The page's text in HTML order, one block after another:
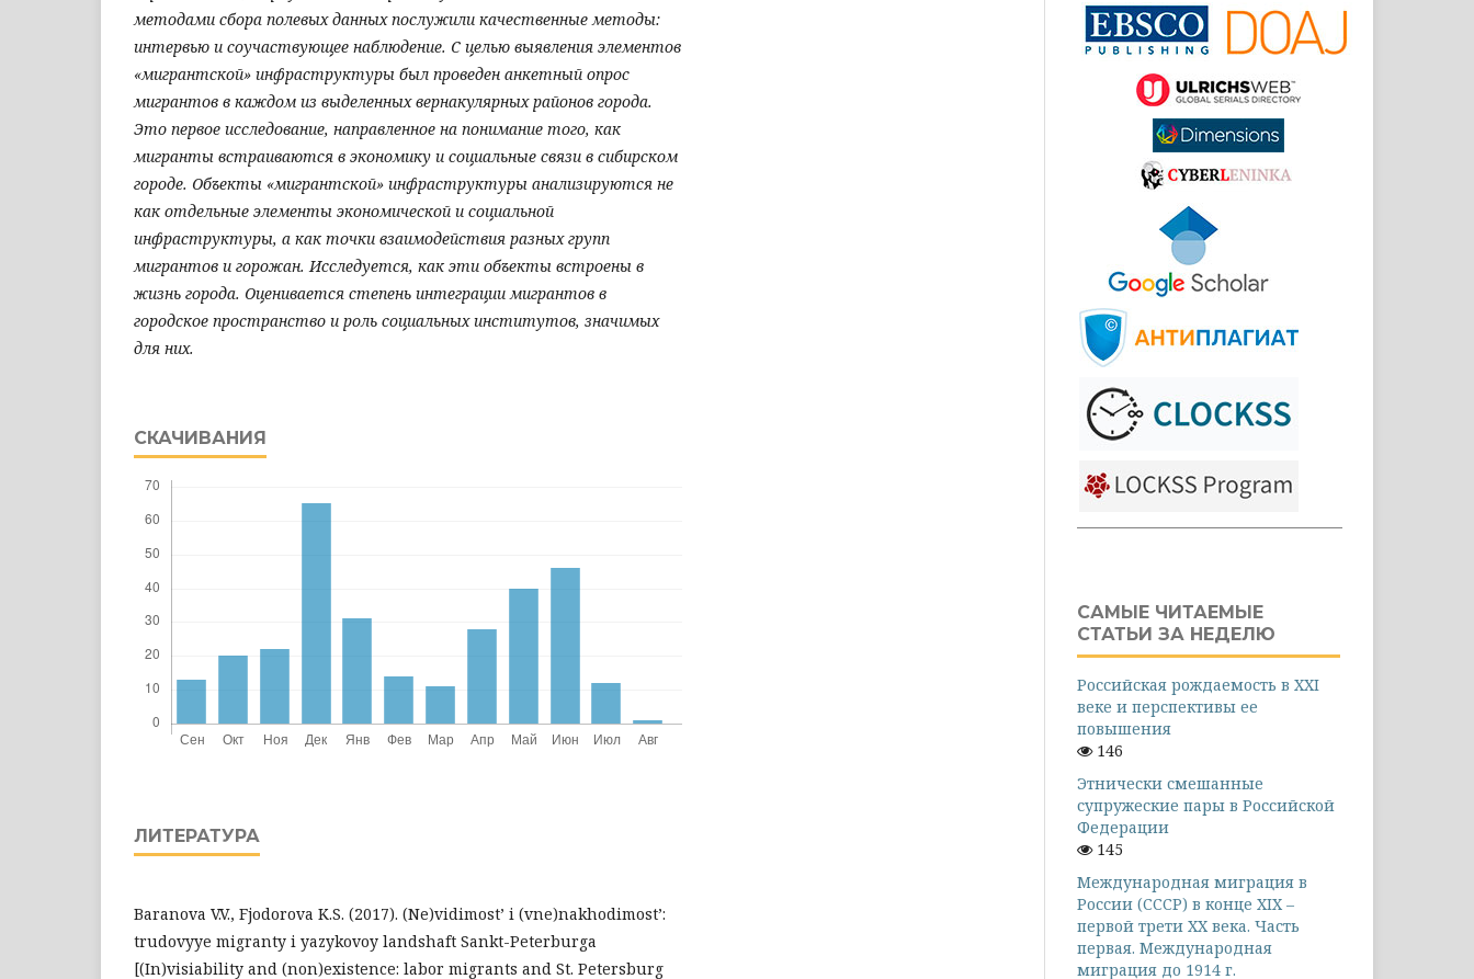
методами сбора полевых данных послужили качественные методы:
интервью и соучаствующее наблюдение. С целью выявления элементов
«мигрантской» инфраструктуры был проведен анкетный опрос
мигрантов в каждом из выделенных вернакулярных районов города.
Это первое исследование, направленное на понимание того, как
мигранты встраиваются в экономику и социальные связи в сибирском
городе. Объекты «мигрантской» инфраструктуры анализируются не
как отдельные элементы экономической и социальной
инфраструктуры, а как точки взаимодействия разных групп
мигрантов и горожан. Исследуется, как эти объекты встроены в
жизнь города. Оценивается степень интеграции мигрантов в
городское пространство и роль социальных институтов, значимых
для них.
СКАЧИВАНИЯ
ЛИТЕРАТУРА
Baranova V.V., Fjodorova K.S. (2017). (Ne)vidimost’ i (vne)nakhodimost’:
trudovyye migranty i yazykovoy landshaft Sankt-Peterburga
[(In)visiability and (non)existence: labor migrants and St. Petersburg
САМЫЕ ЧИТАЕМЫЕ
СТАТЬИ ЗА НЕДЕЛЮ
Российская рождаемость в XXI
веке и перспективы ее
повышения
146
Этнически смешанные
супружеские пары в Российской
Федерации
145
Международная миграция в
России (СССР) в конце XIX –
первой трети XX века. Часть
первая. Международная
миграция до 1914 г.